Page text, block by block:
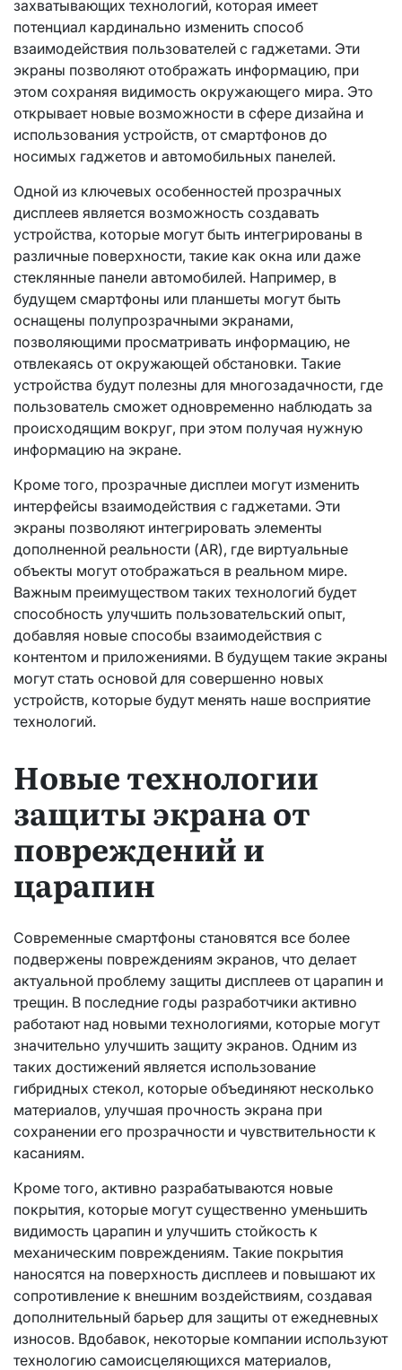
захватывающих технологий, которая имеет
потенциал кардинально изменить способ
взаимодействия пользователей с гаджетами. Эти
экраны позволяют отображать информацию, при
этом сохраняя видимость окружающего мира. Это
открывает новые возможности в сфере дизайна и
использования устройств, от смартфонов до
носимых гаджетов и автомобильных панелей.
Одной из ключевых особенностей прозрачных
дисплеев является возможность создавать
устройства, которые могут быть интегрированы в
различные поверхности, такие как окна или даже
стеклянные панели автомобилей. Например, в
будущем смартфоны или планшеты могут быть
оснащены полупрозрачными экранами,
позволяющими просматривать информацию, не
отвлекаясь от окружающей обстановки. Такие
устройства будут полезны для многозадачности, где
пользователь сможет одновременно наблюдать за
происходящим вокруг, при этом получая нужную
информацию на экране.
Кроме того, прозрачные дисплеи могут изменить
интерфейсы взаимодействия с гаджетами. Эти
экраны позволяют интегрировать элементы
дополненной реальности (AR), где виртуальные
объекты могут отображаться в реальном мире.
Важным преимуществом таких технологий будет
способность улучшить пользовательский опыт,
добавляя новые способы взаимодействия с
контентом и приложениями. В будущем такие экраны
могут стать основой для совершенно новых
устройств, которые будут менять наше восприятие
технологий.
Новые технологии
защиты экрана от
повреждений и
царапин
Современные смартфоны становятся все более
подвержены повреждениям экранов, что делает
актуальной проблему защиты дисплеев от царапин и
трещин. В последние годы разработчики активно
работают над новыми технологиями, которые могут
значительно улучшить защиту экранов. Одним из
таких достижений является использование
гибридных стекол, которые объединяют несколько
материалов, улучшая прочность экрана при
сохранении его прозрачности и чувствительности к
касаниям.
Кроме того, активно разрабатываются новые
покрытия, которые могут существенно уменьшить
видимость царапин и улучшить стойкость к
механическим повреждениям. Такие покрытия
наносятся на поверхность дисплеев и повышают их
сопротивление к внешним воздействиям, создавая
дополнительный барьер для защиты от ежедневных
износов. Вдобавок, некоторые компании используют
технологию самоисцеляющихся материалов,